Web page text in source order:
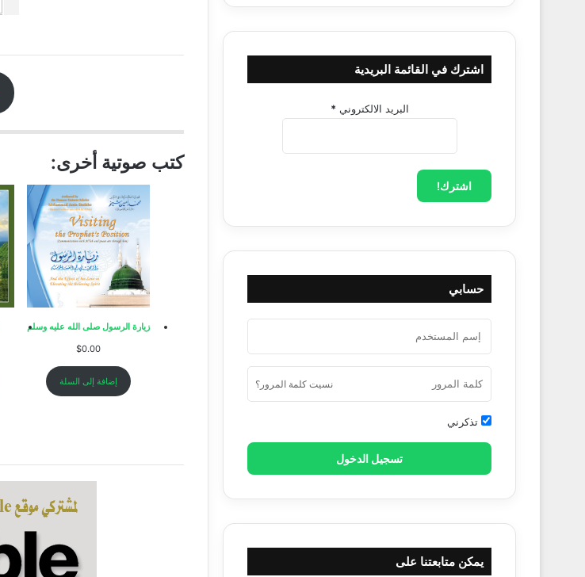
كتب صوتية أخرى:
زيارة الرسول صلى الله عليه وسلم
$0.00
إضافة إلى السلة
اشترك في القائمة البريدية
البريد الالكتروني *
حسابي
نسيت كلمة المرور؟
تذكرني
تسجيل الدخول
يمكن متابعتنا على